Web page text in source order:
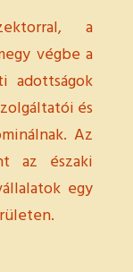
a
végbe a
adottságok
és
Az
az északi
egy